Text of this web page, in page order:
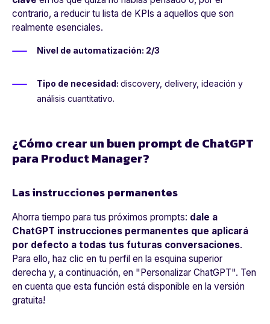
contrario, a reducir tu lista de KPIs a aquellos que son
realmente esenciales.
Nivel de automatización: 2/3
Tipo de necesidad: discovery, delivery, ideación y
análisis cuantitativo.
¿Cómo crear un buen prompt de ChatGPT
para Product Manager?
Las instrucciones permanentes
Ahorra tiempo para tus próximos prompts: dale a
ChatGPT instrucciones permanentes que aplicará
por defecto a todas tus futuras conversaciones.
Para ello, haz clic en tu perfil en la esquina superior
derecha y, a continuación, en "Personalizar ChatGPT". Ten
en cuenta que esta función está disponible en la versión
gratuita!